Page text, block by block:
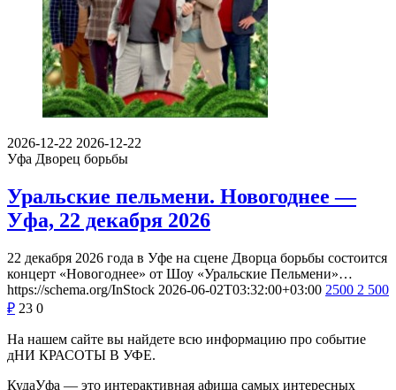
2026-12-22 2026-12-22
Уфа Дворец борьбы
Уральские пельмени. Новогоднее —
Уфа, 22 декабря 2026
22 декабря 2026 года в Уфе на сцене Дворца борьбы состоится
концерт «Новогоднее» от Шоу «Уральские Пельмени»…
https://schema.org/InStock 2026-06-02T03:32:00+03:00 2500 2 500
₽ 23 0
На нашем сайте вы найдете всю информацию про событие
дНИ КРАСОТЫ В УФЕ.
КудаУфа — это интерактивная афиша самых интересных